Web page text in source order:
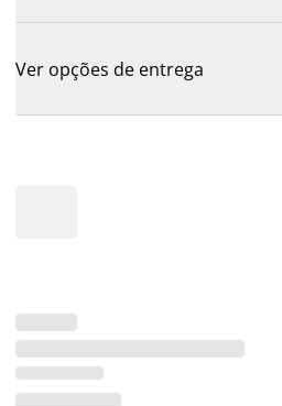
Ver opções de entrega